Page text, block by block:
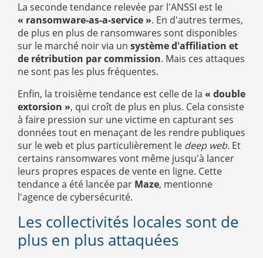
La seconde tendance relevée par l'ANSSI est le
« ransomware-as-a-service ». En d'autres termes,
de plus en plus de ransomwares sont disponibles
sur le marché noir via un système d'affiliation et
de rétribution par commission. Mais ces attaques
ne sont pas les plus fréquentes.
Enfin, la troisième tendance est celle de la « double
extorsion », qui croît de plus en plus. Cela consiste
à faire pression sur une victime en capturant ses
données tout en menaçant de les rendre publiques
sur le web et plus particulièrement le deep web. Et
certains ransomwares vont même jusqu'à lancer
leurs propres espaces de vente en ligne. Cette
tendance a été lancée par Maze, mentionne
l'agence de cybersécurité.
Les collectivités locales sont de
plus en plus attaquées